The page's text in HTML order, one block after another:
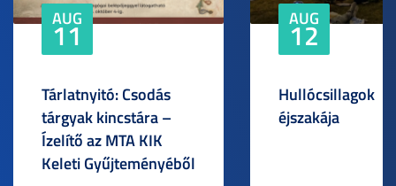
AUG
11
Tárlatnyitó: Csodás
tárgyak kincstára –
Ízelítő az MTA KIK
Keleti Gyűjteményéből
AUG
12
Hullócsillagok
éjszakája